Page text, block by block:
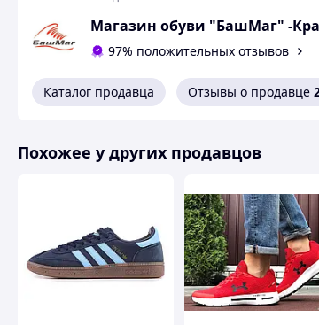
Магазин обуви "БашМаг" -
97% положительных отзывов
Каталог продавца Отзывы о продавце
Похожее у других продавцов